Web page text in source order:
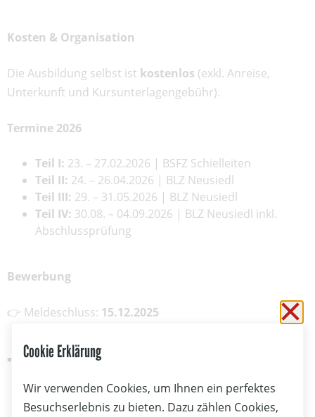
Kosten & Organisation
Die Ausbildung selbst ist kostenlos (exkl. Anreise,
Unterkunft und Kursunterlagengebühr).
Termine 2026
Teil I: 23. – 27.02.2026 | BSFZ Schielleiten
Teil II: 24. – 26.04.2026 | BLZ Neusiedl
Teil III: 29. – 31.05.2026 | BLZ Neusiedl
Teil IV: 30.08. – 04.09.2026 | BLZ Neusiedl inkl.
Abschlussprüfung
Bewerbung
👉 Meldeschluss: 15.12.2025
➡️ Alle Infos & Anmeldung:
Cookie Erklärung
Wir verwenden Cookies, um Ihnen ein perfektes
Besuchserlebnis zu bieten. Dazu zählen Cookies,